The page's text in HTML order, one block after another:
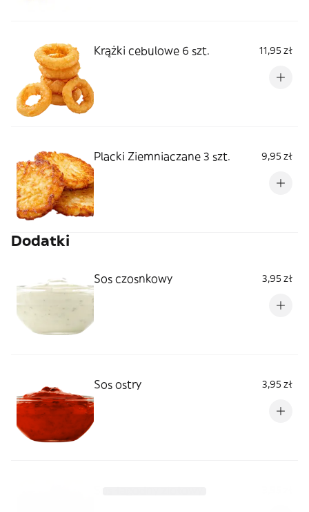
Krążki cebulowe 6 szt. 11,95 zł
Placki Ziemniaczane 3 szt. 9,95 zł
Dodatki
Sos czosnkowy 3,95 zł
Sos ostry 3,95 zł